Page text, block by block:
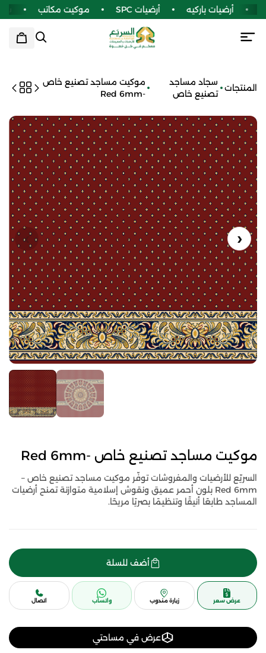
أرضيات باركيه أرضيات SPC موكيت مكاتب
المنتجات
سجاد مساجد
تصنيع خاص
موكيت مساجد تصنيع خاص
-Red 6mm
موكيت مساجد تصنيع خاص -Red 6mm
السريّع للأرضيات والمفروشات توفّر موكيت مساجد تصنيع خاص –
Red 6mm بلون أحمر عميق ونقوش إسلامية متوازنة تمنح أرضيات
المساجد طابعًا أنيقًا وتنظيمًا بصريًا مريحًا.
أضف للسلة
عرض سعر زيارة مندوب واتساب اتصال
عرض في مساحتي